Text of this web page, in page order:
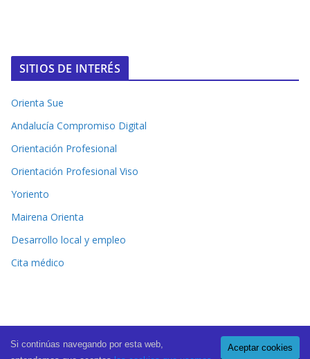
SITIOS DE INTERÉS
Orienta Sue
Andalucía Compromiso Digital
Orientación Profesional
Orientación Profesional Viso
Yoriento
Mairena Orienta
Desarrollo local y empleo
Cita médico
Copyright © 2026 El Periódico de Mairena . All rights reserved.
Aceptar cookies
Si continúas navegando por esta web,